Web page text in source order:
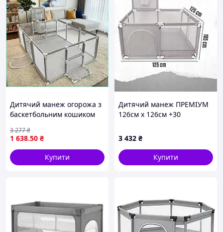
Дитячий манеж огорожа з
баскетбольним кошиком
координації 125х125х63 см
1 638.50 ₴
3 277₴
Купити
Дитячий манеж ПРЕМІУМ
126см х 126см +30
3 432 ₴
Купити